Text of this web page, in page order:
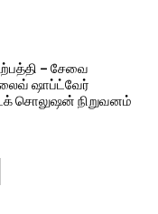
– சேவை
ஷாப்ட்வேர்
சொலுஷன் நிறுவனம்